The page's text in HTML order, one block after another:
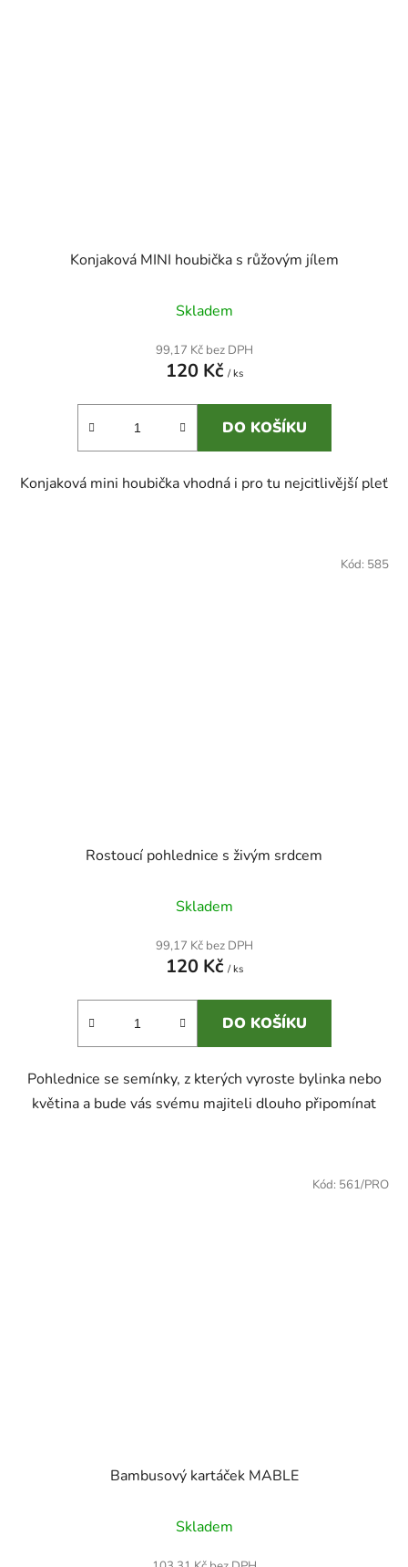
Konjaková MINI houbička s růžovým jílem
Skladem
99,17 Kč bez DPH
120 Kč / ks
DO KOŠÍKU
Konjaková mini houbička vhodná i pro tu nejcitlivější pleť
Rostoucí pohlednice s živým srdcem
hodnocení
produktu
je
Skladem
99,17 Kč bez DPH
120 Kč / ks
DO KOŠÍKU
Pohlednice se semínky, z kterých vyroste bylinka nebo
květina a bude vás svému majiteli dlouho připomínat
Kód: 585
Bambusový kartáček MABLE
Skladem
Kód: 561/PRO